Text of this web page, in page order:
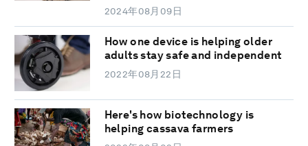
2024年08月09日
How one device is helping older
adults stay safe and independent
2022年08月22日
Here's how biotechnology is
helping cassava farmers